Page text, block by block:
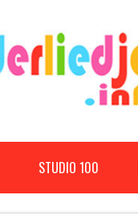
STUDIO 100